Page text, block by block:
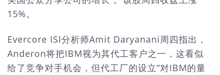
15%。
Evercore ISI分析师Amit Daryanani周四指出，
Anderon将把IBM视为其代工客户之一，这看似
给了竞争对手机会，但代工厂的设立“对IBM的量